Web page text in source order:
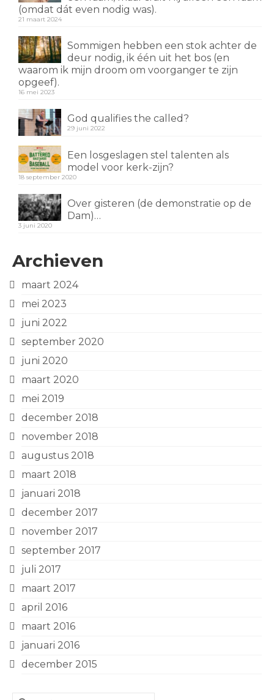
(omdat dát even nodig was).
21 maart 2024
Sommigen hebben een stok achter de
deur nodig, ik één uit het bos (en
waarom ik mijn droom om voorganger te zijn
opgeef).
16 mei 2023
God qualifies the called?
29 juni 2022
Een losgeslagen stel talenten als
model voor kerk-zijn?
18 september 2020
Over gisteren (de demonstratie op de
Dam)…
3 juni 2020
Archieven
maart 2024
mei 2023
juni 2022
september 2020
juni 2020
maart 2020
mei 2019
december 2018
november 2018
augustus 2018
maart 2018
januari 2018
december 2017
november 2017
september 2017
juli 2017
maart 2017
april 2016
maart 2016
januari 2016
december 2015